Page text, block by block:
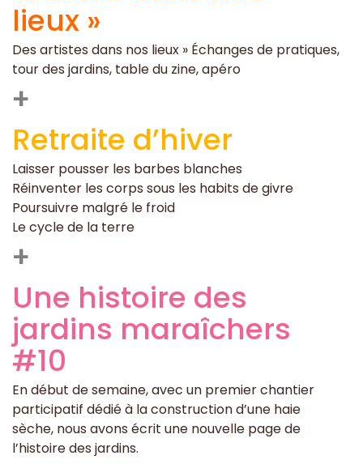
lieux »
Des artistes dans nos lieux » Échanges de pratiques,
tour des jardins, table du zine, apéro
+
Retraite d’hiver
Laisser pousser les barbes blanches
Réinventer les corps sous les habits de givre
Poursuivre malgré le froid
Le cycle de la terre
+
Une histoire des
jardins maraîchers
#10
En début de semaine, avec un premier chantier
participatif dédié à la construction d’une haie
sèche, nous avons écrit une nouvelle page de
l’histoire des jardins.